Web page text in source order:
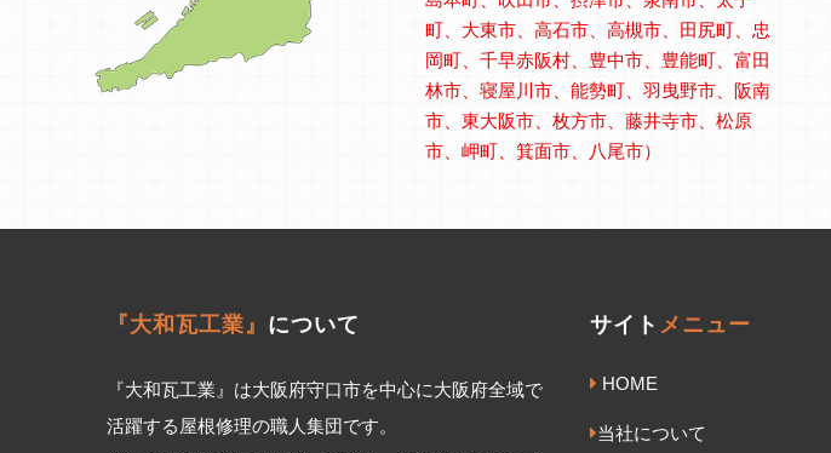
町、大東市、高石市、高槻市、田尻町、忠
岡町、千早赤阪村、豊中市、豊能町、富田
林市、寝屋川市、能勢町、羽曳野市、阪南
市、東大阪市、枚方市、藤井寺市、松原
市、岬町、箕面市、八尾市）
『大和瓦工業』 について
『大和瓦工業』は大阪府守口市を中心に大阪府全域で
活躍する屋根修理の職人集団です。
サイト メニュー
HOME
当社について